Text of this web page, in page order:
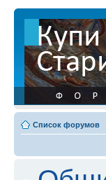
Список форумов